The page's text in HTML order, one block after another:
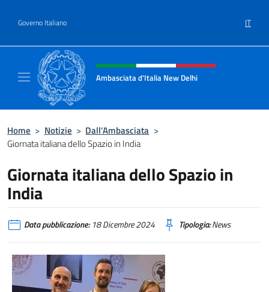
Governo Italiano IT
Intestazione sito, social e menù
Ambasciata d'Italia New Delhi
Home > Notizie > Dall’Ambasciata >
Giornata italiana dello Spazio in India
Giornata italiana dello Spazio in
India
Data pubblicazione:18 Dicembre 2024 Tipologia:News